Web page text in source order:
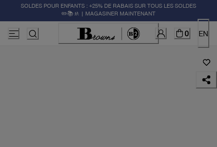
SOLDES POUR ENFANTS : +25% DE RABAIS SUR TOUS LES SOLDES
✏️📚🚸 | MAGASINER MAINTENANT
0 EN